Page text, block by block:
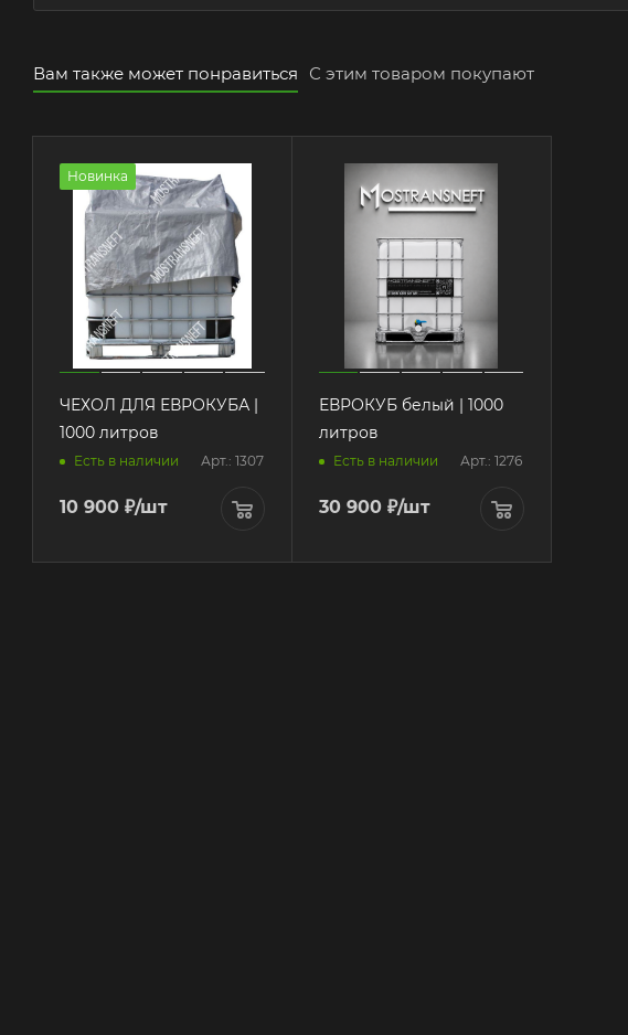
Вам также может понравиться С этим товаром покупают
Новинка
ЧЕХОЛ ДЛЯ ЕВРОКУБА |
1000 литров
Есть в наличии Арт.: 1307
10 900 ₽/шт
ЕВРОКУБ белый | 1000
литров
Есть в наличии Арт.: 1276
30 900₽/шт